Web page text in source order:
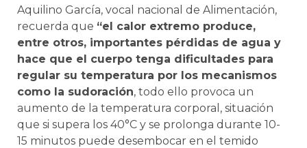
Aquilino García, vocal nacional de Alimentación,
recuerda que “el calor extremo produce,
entre otros, importantes pérdidas de agua y
hace que el cuerpo tenga dificultades para
regular su temperatura por los mecanismos
como la sudoración, todo ello provoca un
aumento de la temperatura corporal, situación
que si supera los 40°C y se prolonga durante 10-
15 minutos puede desembocar en el temido